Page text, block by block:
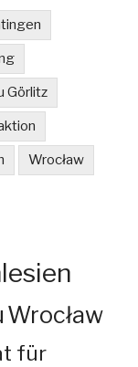
Görlitz
Wrocław
Wrocław
für